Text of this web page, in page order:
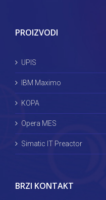
PROIZVODI
UPIS
IBM Maximo
KOPA
Opera MES
Simatic IT Preactor
BRZI KONTAKT